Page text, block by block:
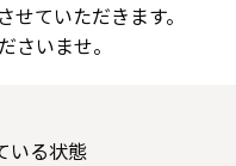
ていただきます。
さいませ。
いる状態